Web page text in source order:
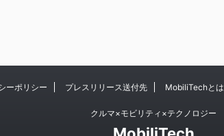
ーポリシー プレスリリース送付先 MobiliTechとは
クルマ×モビリティ×テクノロジー